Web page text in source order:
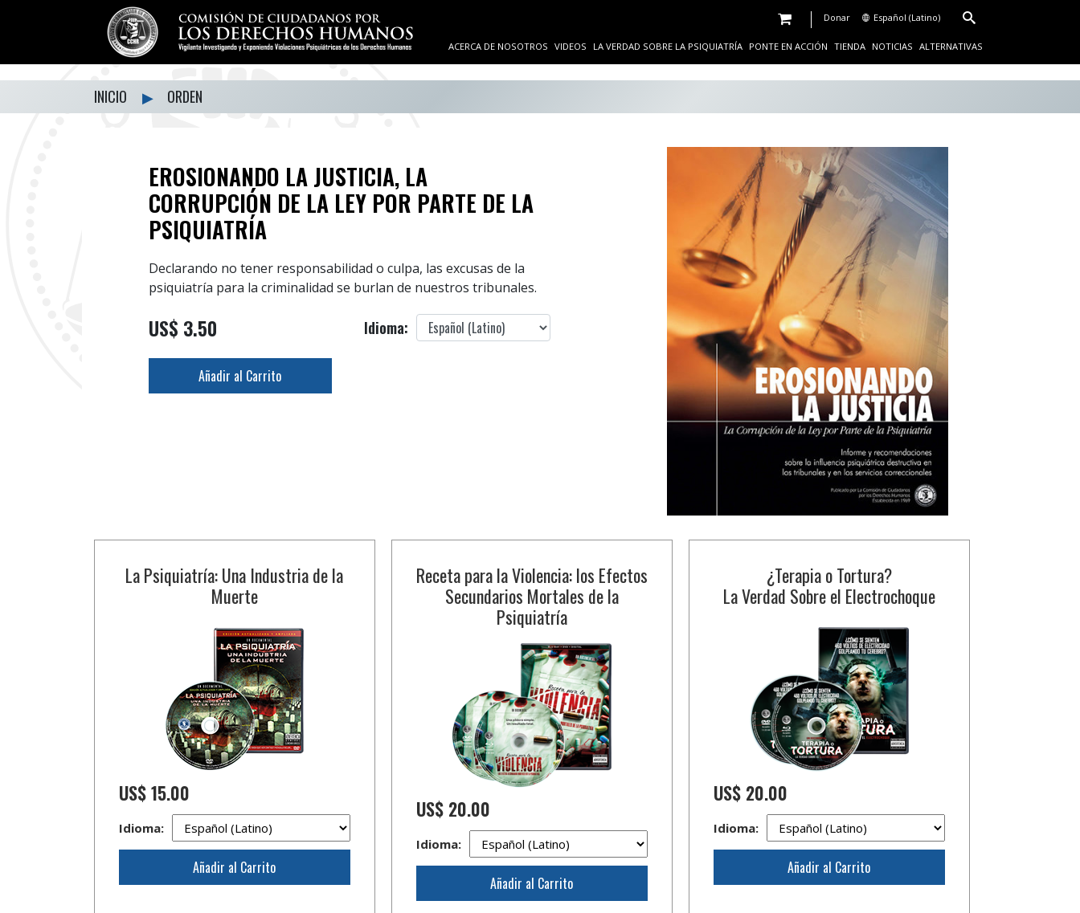
Donar Español (Latino)
ACERCA DE NOSOTROS VIDEOS LA VERDAD SOBRE LA PSIQUIATRÍA PONTE EN ACCIÓN TIENDA NOTICIAS ALTERNATIVAS
INICIO ▶ ORDEN
EROSIONANDO LA JUSTICIA, LA
CORRUPCIÓN DE LA LEY POR PARTE DE LA
PSIQUIATRÍA
Declarando no tener responsabilidad o culpa, las excusas de la
psiquiatría para la criminalidad se burlan de nuestros tribunales.
US$ 3.50 Idioma:
Añadir al Carrito
La Psiquiatría: Una Industria de la
Muerte
US$ 15.00
Idioma:
Añadir al Carrito
Receta para la Violencia: los Efectos
Secundarios Mortales de la
Psiquiatría
US$ 20.00
Idioma:
Añadir al Carrito
¿Terapia o Tortura?
La Verdad Sobre el Electrochoque
US$ 20.00
Idioma:
Añadir al Carrito